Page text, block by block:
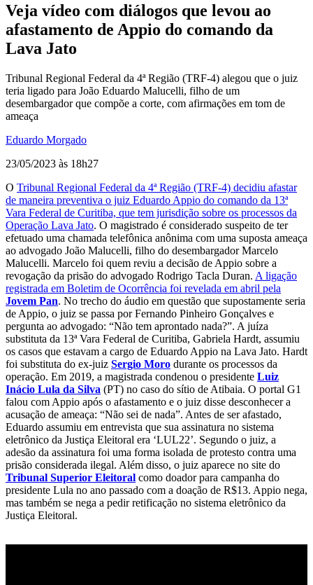
Veja vídeo com diálogos que levou ao
afastamento de Appio do comando da
Lava Jato
Tribunal Regional Federal da 4ª Região (TRF-4) alegou que o juiz
teria ligado para João Eduardo Malucelli, filho de um
desembargador que compõe a corte, com afirmações em tom de
ameaça
Eduardo Morgado
23/05/2023 às 18h27
O Tribunal Regional Federal da 4ª Região (TRF-4) decidiu afastar
de maneira preventiva o juiz Eduardo Appio do comando da 13ª
Vara Federal de Curitiba, que tem jurisdição sobre os processos da
Operação Lava Jato. O magistrado é considerado suspeito de ter
efetuado uma chamada telefônica anônima com uma suposta ameaça
ao advogado João Malucelli, filho do desembargador Marcelo
Malucelli. Marcelo foi quem reviu a decisão de Appio sobre a
revogação da prisão do advogado Rodrigo Tacla Duran. A ligação
registrada em Boletim de Ocorrência foi revelada em abril pela
Jovem Pan. No trecho do áudio em questão que supostamente seria
de Appio, o juiz se passa por Fernando Pinheiro Gonçalves e
pergunta ao advogado: “Não tem aprontado nada?”. A juíza
substituta da 13ª Vara Federal de Curitiba, Gabriela Hardt, assumiu
os casos que estavam a cargo de Eduardo Appio na Lava Jato. Hardt
foi substituta do ex-juiz Sergio Moro durante os processos da
operação. Em 2019, a magistrada condenou o presidente Luiz
Inácio Lula da Silva (PT) no caso do sítio de Atibaia. O portal G1
falou com Appio após o afastamento e o juiz disse desconhecer a
acusação de ameaça: “Não sei de nada”. Antes de ser afastado,
Eduardo assumiu em entrevista que sua assinatura no sistema
eletrônico da Justiça Eleitoral era ‘LUL22’. Segundo o juiz, a
adesão da assinatura foi uma forma isolada de protesto contra uma
prisão considerada ilegal. Além disso, o juiz aparece no site do
Tribunal Superior Eleitoral como doador para campanha do
presidente Lula no ano passado com a doação de R$13. Appio nega,
mas também se nega a pedir retificação no sistema eletrônico da
Justiça Eleitoral.